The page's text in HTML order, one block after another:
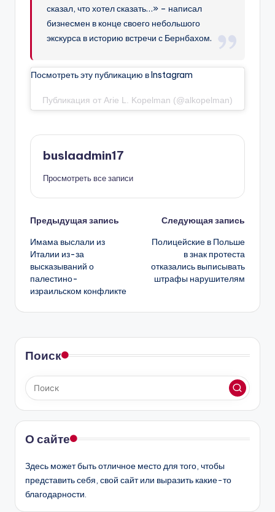
сказал, что хотел сказать…» – написал
бизнесмен в конце своего небольшого
экскурса в историю встречи с Бернбахом.
Посмотреть эту публикацию в Instagram
Публикация от Arie L. Kopelman (@alkopelman)
buslaadmin17
Просмотреть все записи
Навигация
записи
Предыдущая запись
Имама выслали из
Италии из-за
высказываний о
палестино-
израильском конфликте
Следующая запись
Полицейские в Польше
в знак протеста
отказались выписывать
штрафы нарушителям
Поиск
О сайте
Здесь может быть отличное место для того, чтобы
представить себя, свой сайт или выразить какие-то
благодарности.